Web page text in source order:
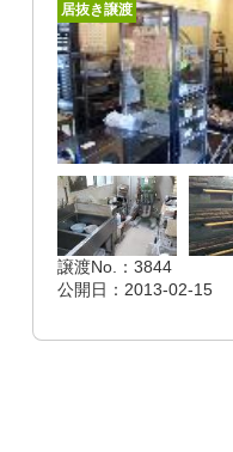
居抜き譲渡
譲渡No.：3844
公開日：2013-02-15